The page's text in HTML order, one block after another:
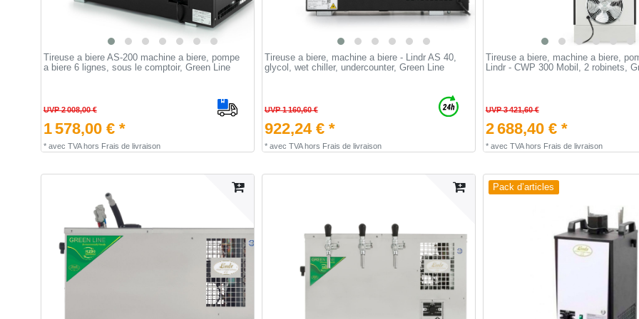
Tireuse a biere AS-200 machine a biere, pompe
a biere 6 lignes, sous le comptoir, Green Line
UVP 2 008,00 €
1 578,00 € *
* avec TVAhors Frais de livraison
Tireuse a biere, machine a biere - Lindr AS 40,
glycol, wet chiller, undercounter, Green Line
UVP 1 160,60 €
922,24 € *
* avec TVAhors Frais de livraison
Tireuse a biere, machine a biere,
Lindr - CWP 300 Mobil, 2 robinets,
UVP 3 421,60 €
2 688,40 € *
* avec TVAhors Frais de livraison
Pack d’articles